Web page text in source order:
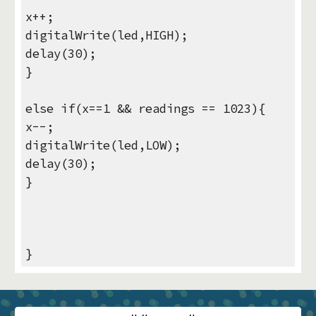
x++;
digitalWrite(led,HIGH);
delay(30);
}
else if(x==1 && readings == 1023){
x--;
digitalWrite(led,LOW);
delay(30);
}
}